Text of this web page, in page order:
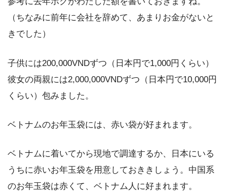
（ちなみに前年に会社を辞めて、あまりお金がないと
きでした）
子供には200,000VNDずつ（日本円で1,000円くらい）
彼女の両親には2,000,000VNDずつ（日本円で10,000円
くらい）包みました。
ベトナムのお年玉袋には、赤い袋が好まれます。
ベトナムに着いてから現地で調達するか、日本にいる
うちに赤いお年玉袋を用意しておききしょう。中国系
のお年玉袋は赤くて、ベトナム人に好まれます。